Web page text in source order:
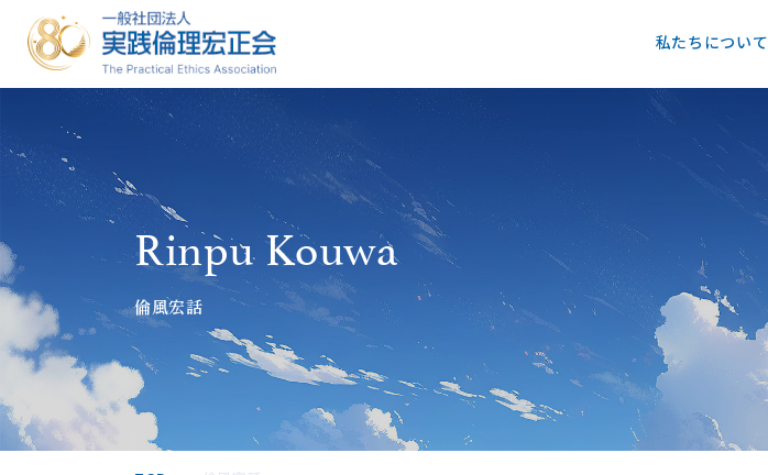
一般社団法人
実践倫理宏正
会
私たちについて
Rinpu Kouwa
倫風宏話